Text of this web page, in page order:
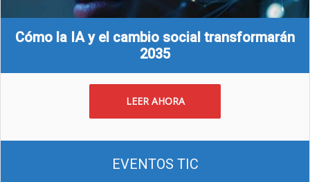
Cómo la IA y el cambio social transformarán
2035
LEER AHORA
EVENTOS TIC